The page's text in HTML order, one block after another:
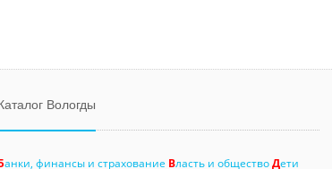
Вологды
анки, финансы и страхование Власть и обществоДети